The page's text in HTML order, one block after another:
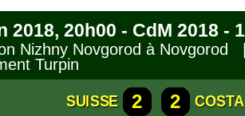
2018, 20h00 - CdM 2018 -
Nizhny Novgorod à
Turpin
SUISSE 2 2